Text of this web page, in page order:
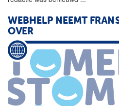
WEBHELP NEEMT
OVER